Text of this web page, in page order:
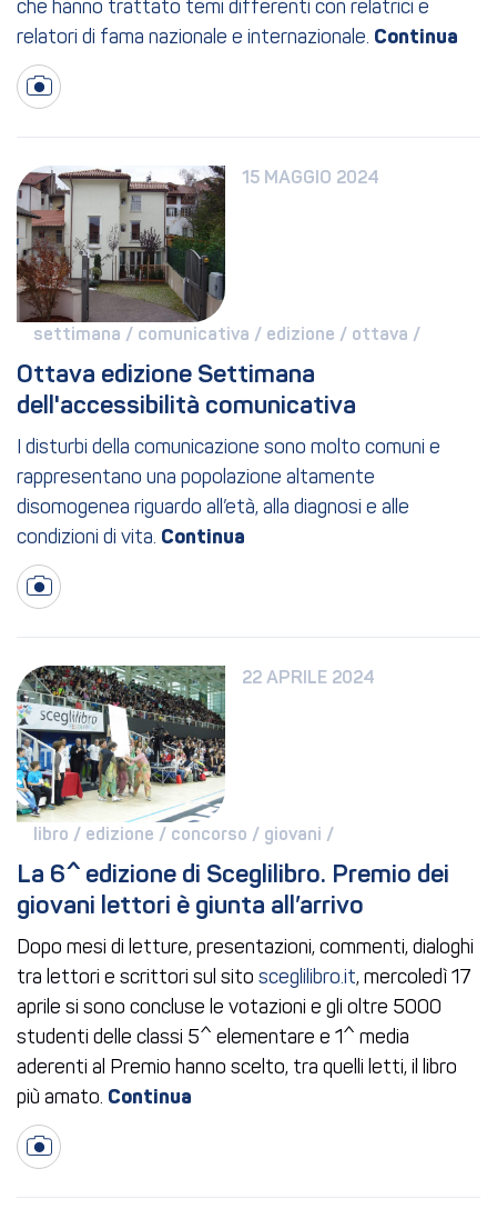
che hanno trattato temi differenti con relatrici e
relatori di fama nazionale e internazionale.
15 MAGGIO 2024
settimana / comunicativa / edizione / ottava /
Ottava edizione Settimana
dell'accessibilità comunicativa
I disturbi della comunicazione sono molto comuni e
rappresentano una popolazione altamente
disomogenea riguardo all’età, alla diagnosi e alle
condizioni di vita.
22 APRILE 2024
libro / edizione / concorso / giovani /
La 6^ edizione di Sceglilibro. Premio dei
giovani lettori è giunta all’arrivo
Dopo mesi di letture, presentazioni, commenti, dialoghi
tra lettori e scrittori sul sito sceglilibro.it, mercoledì 17
aprile si sono concluse le votazioni e gli oltre 5000
studenti delle classi 5^ elementare e 1^ media
aderenti al Premio hanno scelto, tra quelli letti, il libro
più amato.